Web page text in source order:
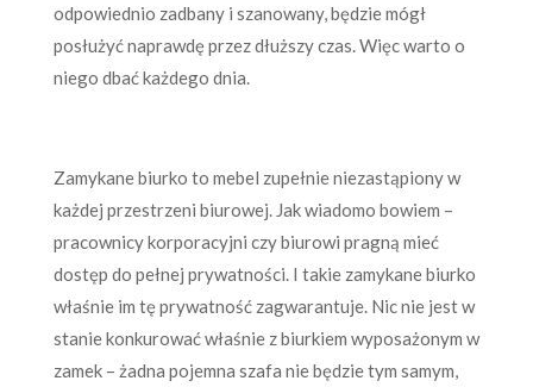
odpowiednio zadbany i szanowany, będzie mógł
posłużyć naprawdę przez dłuższy czas. Więc warto o
niego dbać każdego dnia.
Zamykane biurko to mebel zupełnie niezastąpiony w
każdej przestrzeni biurowej. Jak wiadomo bowiem –
pracownicy korporacyjni czy biurowi pragną mieć
dostęp do pełnej prywatności. I takie zamykane biurko
właśnie im tę prywatność zagwarantuje. Nic nie jest w
stanie konkurować właśnie z biurkiem wyposażonym w
zamek – żadna pojemna szafa nie będzie tym samym,